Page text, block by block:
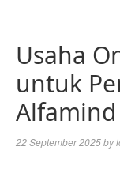
Usaha
untuk
Alfamind
22 September 2025by